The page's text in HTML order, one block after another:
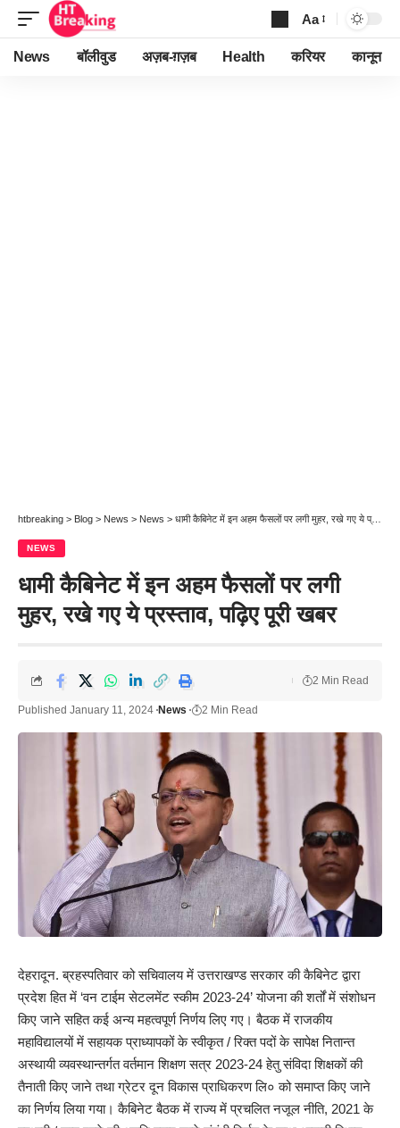
Font
Resizer
Aa
News बॉलीवुड अज़ब-ग़ज़ब Health करियर कानून
htbreaking > Blog > News > News > धामी कैबिनेट में इन अहम फैसलों पर लगी मुहर, रखे गए ये प्रस्ताव, पढ़िए पूरी खबर
NEWS
धामी कैबिनेट में इन अहम फैसलों पर लगी
मुहर, रखे गए ये प्रस्ताव, पढ़िए पूरी खबर
Published January 11, 2024 News 2 Min Read
2 Min Read
देहरादून. ब्रहस्पतिवार को सचिवालय में उत्तराखण्ड सरकार की कैबिनेट द्वारा
प्रदेश हित में ‘वन टाईम सेटलमेंट स्कीम 2023-24’ योजना की शर्तों में संशोधन
किए जाने सहित कई अन्य महत्वपूर्ण निर्णय लिए गए। बैठक में राजकीय
महाविद्यालयों में सहायक प्राध्यापकों के स्वीकृत / रिक्त पदों के सापेक्ष नितान्त
अस्थायी व्यवस्थान्तर्गत वर्तमान शिक्षण सत्र 2023-24 हेतु संविदा शिक्षकों की
तैनाती किए जाने तथा ग्रेटर दून विकास प्राधिकरण लि० को समाप्त किए जाने
का निर्णय लिया गया। कैबिनेट बैठक में राज्य में प्रचलित नजूल नीति, 2021 के